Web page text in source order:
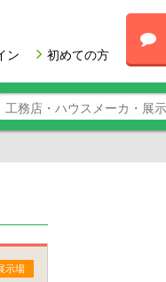
ン 初めての方
示場